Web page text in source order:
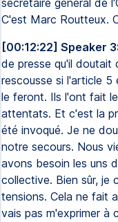
secrétaire général de
C'est Marc Routteux.
[00:12:22] Speaker 3:
de presse qu'il doutait
rescousse si l'article 5
le feront. Ils l'ont fait
attentats. Et c'est la
été invoqué. Je ne
notre secours. Nous
avons besoin les uns
collective. Bien sûr, je
tensions. Cela ne fait
vais pas m'exprimer à